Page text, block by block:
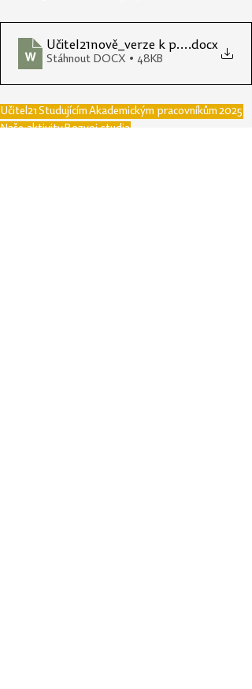
Učitel21nově_verze k připomínkám
.docx
Stáhnout DOCX • 48KB
Učitel21 Studujícím Akademickým pracovníkům 2025
Naše aktivityRozvoj studia